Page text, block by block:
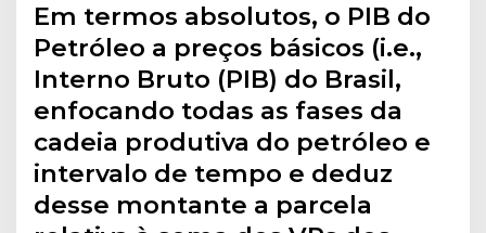
Em termos absolutos, o PIB do
Petróleo a preços básicos (i.e.,
Interno Bruto (PIB) do Brasil,
enfocando todas as fases da
cadeia produtiva do petróleo e
intervalo de tempo e deduz
desse montante a parcela